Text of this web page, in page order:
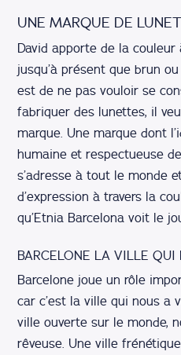
UNE MARQUE DE
David apporte de la couleur
jusqu’à présent que brun
est de ne pas vouloir se
fabriquer des lunettes, il
marque. Une marque dont
humaine et respectueuse
s’adresse à tout le monde
d’expression à travers la
qu’Etnia Barcelona voit le
BARCELONE LA VILLE QUI
Barcelone joue un rôle
car c’est la ville qui nous a
ville ouverte sur le monde,
rêveuse. Une ville